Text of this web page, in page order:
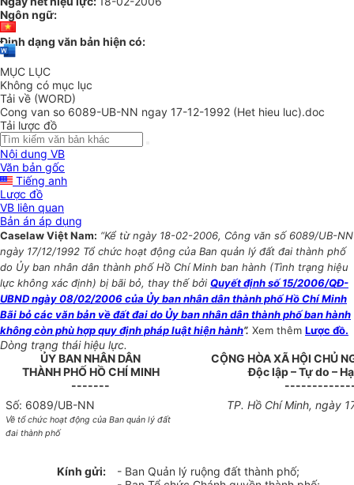
Ngôn ngữ:
Định dạng văn bản hiện có:
MỤC LỤC
Không có mục lục
Tải về (WORD)
Cong van so 6089-UB-NN ngay 17-12-1992 (Het hieu luc).doc
Tải lược đồ
Nội dung VB
Văn bản gốc
Tiếng anh
Lược đồ
VB liên quan
Bản án áp dụng
Caselaw Việt Nam: “Kể từ ngày 18-02-2006, Công văn số 6089/UB-NN
ngày 17/12/1992 Tổ chức hoạt động của Ban quản lý đất đai thành phố
do Ủy ban nhân dân thành phố Hồ Chí Minh ban hành (Tình trạng hiệu
lực không xác định) bị bãi bỏ, thay thế bởi Quyết định số 15/2006/QĐ-
UBND ngày 08/02/2006 của Ủy ban nhân dân thành phố Hồ Chí Minh
Bãi bỏ các văn bản về đất đai do Ủy ban nhân dân thành phố ban hành
không còn phù hợp quy định pháp luật hiện hành”. Xem thêm Lược đồ.
Dòng trạng thái hiệu lực.
ỦY BAN NHÂN DÂN
THÀNH PHỐ HỒ CHÍ MINH
-------
CỘNG HÒA XÃ HỘI CHỦ
Độc lập – Tự do –
Số: 6089/UB-NN
Về tổ chức hoạt động của Ban quản lý đất
đai thành phố
TP. Hồ Chí Minh, ngày
Kính gửi:
- Ban Quản lý ruộng đất thành phố;